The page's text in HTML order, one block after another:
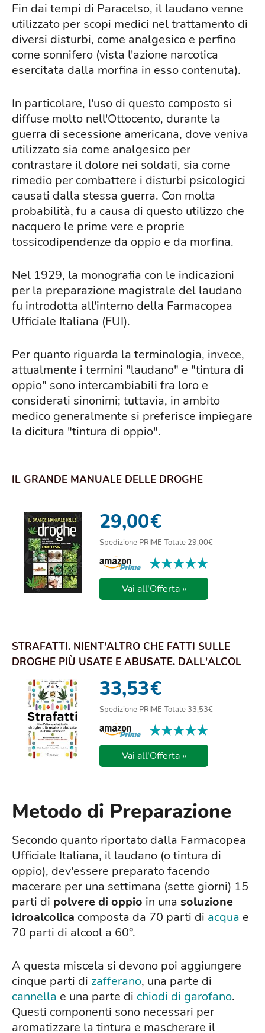
Fin dai tempi di Paracelso, il laudano venne
utilizzato per scopi medici nel trattamento di
diversi disturbi, come analgesico e perfino
come sonnifero (vista l'azione narcotica
esercitata dalla morfina in esso contenuta).
In particolare, l'uso di questo composto si
diffuse molto nell'Ottocento, durante la
guerra di secessione americana, dove veniva
utilizzato sia come analgesico per
contrastare il dolore nei soldati, sia come
rimedio per combattere i disturbi psicologici
causati dalla stessa guerra. Con molta
probabilità, fu a causa di questo utilizzo che
nacquero le prime vere e proprie
tossicodipendenze da oppio e da morfina.
Nel 1929, la monografia con le indicazioni
per la preparazione magistrale del laudano
fu introdotta all'interno della Farmacopea
Ufficiale Italiana (FUI).
Per quanto riguarda la terminologia, invece,
attualmente i termini "laudano" e "tintura di
oppio" sono intercambiabili fra loro e
considerati sinonimi; tuttavia, in ambito
medico generalmente si preferisce impiegare
la dicitura "tintura di oppio".
IL GRANDE MANUALE DELLE DROGHE
29,00€
Spedizione PRIME Totale 29,00€
★★★★★
★★★★★
Vai all'Offerta »
STRAFATTI. NIENT'ALTRO CHE FATTI SULLE
DROGHE PIÙ USATE E ABUSATE. DALL'ALCOL
ALL'ECSTASY
33,53€
Spedizione PRIME Totale 33,53€
★★★★★
★★★★★
Vai all'Offerta »
Metodo di Preparazione
Secondo quanto riportato dalla Farmacopea
Ufficiale Italiana, il laudano (o tintura di
oppio), dev'essere preparato facendo
macerare per una settimana (sette giorni) 15
parti di polvere di oppio in una soluzione
idroalcolica composta da 70 parti di acqua e
70 parti di alcool a 60°.
A questa miscela si devono poi aggiungere
cinque parti di zafferano, una parte di
cannella e una parte di chiodi di garofano.
Questi componenti sono necessari per
aromatizzare la tintura e mascherare il